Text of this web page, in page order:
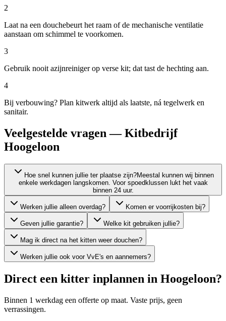
2
Laat na een douchebeurt het raam of de mechanische ventilatie
aanstaan om schimmel te voorkomen.
3
Gebruik nooit azijnreiniger op verse kit; dat tast de hechting aan.
4
Bij verbouwing? Plan kitwerk altijd als laatste, ná tegelwerk en
sanitair.
Veelgestelde vragen — Kitbedrijf
Hoogeloon
Hoe snel kunnen jullie ter plaatse zijn?Meestal kunnen wij binnen
enkele werkdagen langskomen. Voor spoedklussen lukt het vaak
binnen 24 uur.
Werken jullie alleen overdag? Komen er voorrijkosten bij?
Geven jullie garantie? Welke kit gebruiken jullie?
Mag ik direct na het kitten weer douchen?
Werken jullie ook voor VvE's en aannemers?
Direct een kitter inplannen in Hoogeloon?
Binnen 1 werkdag een offerte op maat. Vaste prijs, geen
verrassingen.